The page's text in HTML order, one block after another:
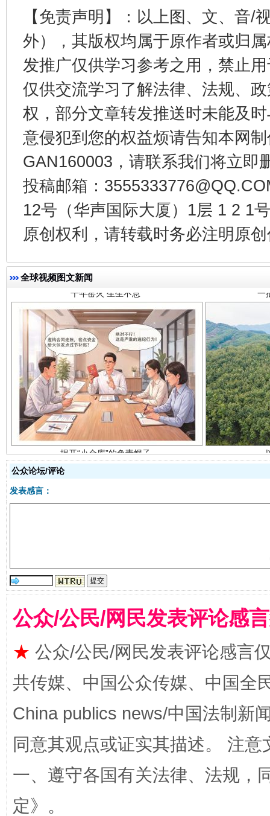
【免责声明】：以上图、文、音/
外），其版权均属于原作者或归
发推广仅供学习参考之用，禁止
仅供交流学习了解法律、法规、
权，部分文章转发推送时未能及
意侵犯到您的权益烦请告知本网
GAN160003，请联系我们将立即
投稿邮箱：
12号（华声国际大厦）1层 1 2 1
原创权利，请转载时务必注明原
全球视频图文新闻
东山县通报“牛蛙产品抗生素超标问题” 法
千年窑火 生生不息
揭开“小金库”的免责幌子
公众论坛/评论
发表感言：
公众/公民/网民发表评论感
★ 公众/公民/网民发表评论感言
共传媒、中国公众传媒、中国全
China publics news/中国法制新
同意其观点或证实其描述。 注
一、遵守各国有关法律、法规，
定》。